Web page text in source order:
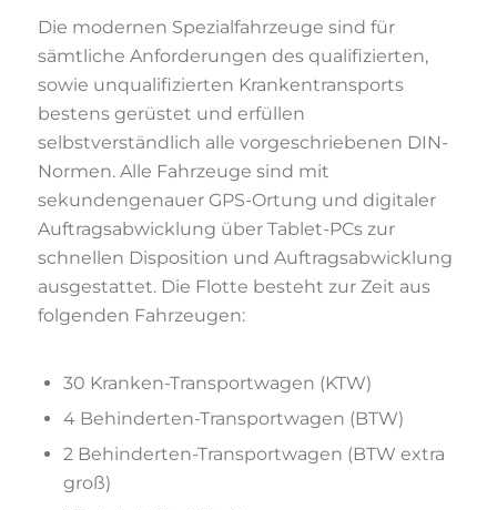
Die modernen Spezialfahrzeuge sind für
sämtliche Anforderungen des qualifizierten,
sowie unqualifizierten Krankentransports
bestens gerüstet und erfüllen
selbstverständlich alle vorgeschriebenen DIN-
Normen. Alle Fahrzeuge sind mit
sekundengenauer GPS-Ortung und digitaler
Auftragsabwicklung über Tablet-PCs zur
schnellen Disposition und Auftragsabwicklung
ausgestattet. Die Flotte besteht zur Zeit aus
folgenden Fahrzeugen:
30 Kranken-Transportwagen (KTW)
4 Behinderten-Transportwagen (BTW)
2 Behinderten-Transportwagen (BTW extra
groß)